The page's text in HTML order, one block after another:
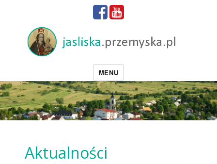
MENU
Aktualności